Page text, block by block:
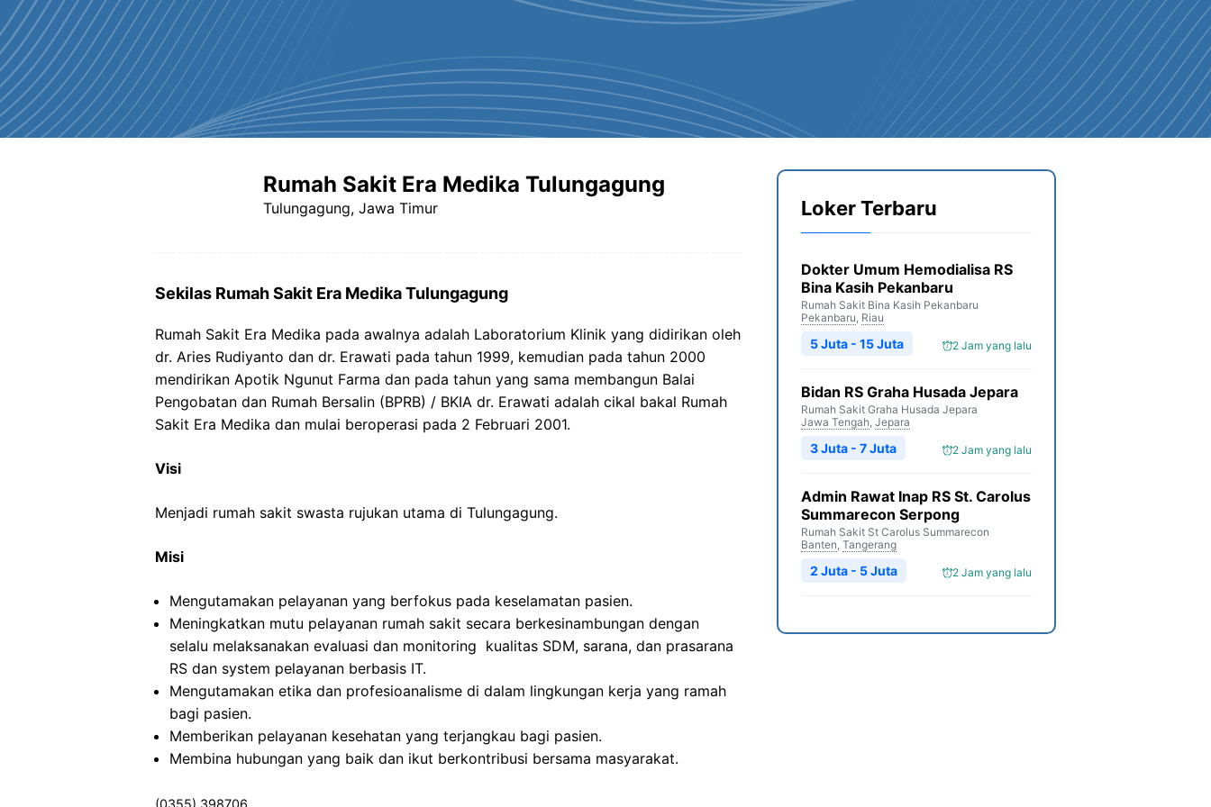
Rumah Sakit Era Medika Tulungagung
Tulungagung, Jawa Timur
Sekilas Rumah Sakit Era Medika Tulungagung
Rumah Sakit Era Medika pada awalnya adalah Laboratorium Klinik yang didirikan oleh
dr. Aries Rudiyanto dan dr. Erawati pada tahun 1999, kemudian pada tahun 2000
mendirikan Apotik Ngunut Farma dan pada tahun yang sama membangun Balai
Pengobatan dan Rumah Bersalin (BPRB) / BKIA dr. Erawati adalah cikal bakal Rumah
Sakit Era Medika dan mulai beroperasi pada 2 Februari 2001.
Visi
Menjadi rumah sakit swasta rujukan utama di Tulungagung.
Misi
Mengutamakan pelayanan yang berfokus pada keselamatan pasien.
Meningkatkan mutu pelayanan rumah sakit secara berkesinambungan dengan
selalu melaksanakan evaluasi dan monitoring kualitas SDM, sarana, dan prasarana
RS dan system pelayanan berbasis IT.
Mengutamakan etika dan profesioanalisme di dalam lingkungan kerja yang ramah
bagi pasien.
Memberikan pelayanan kesehatan yang terjangkau bagi pasien.
Membina hubungan yang baik dan ikut berkontribusi bersama masyarakat.
(0355) 398706
Loker Terbaru
Dokter Umum Hemodialisa RS
Bina Kasih Pekanbaru
Rumah Sakit Bina Kasih Pekanbaru
Pekanbaru, Riau
2 Jam yang lalu
5 Juta - 15 Juta
Bidan RS Graha Husada Jepara
Rumah Sakit Graha Husada Jepara
Jawa Tengah, Jepara
2 Jam yang lalu
3 Juta - 7 Juta
Admin Rawat Inap RS St. Carolus
Summarecon Serpong
Rumah Sakit St Carolus Summarecon
Banten, Tangerang
2 Jam yang lalu
2 Juta - 5 Juta